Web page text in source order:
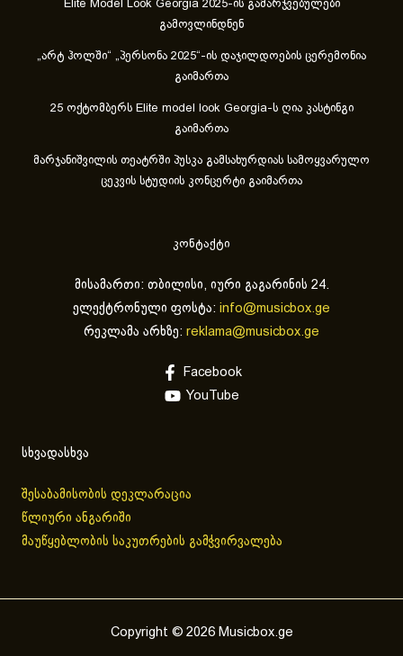
Elite Model Look Georgia 2025-ის გამარჯვებულები
გამოვლინდნენ
„არტ ჰოლში“ „პერსონა 2025“-ის დაჯილდოების ცერემონია
გაიმართა
25 ოქტომბერს Elite model look Georgia-ს ღია კასტინგი
გაიმართა
მარჯანიშვილის თეატრში პუსკა გამსახურდიას სამოყვარულო
ცეკვის სტუდიის კონცერტი გაიმართა
კონტაქტი
მისამართი: თბილისი, იური გაგარინის 24.
ელექტრონული ფოსტა: info@musicbox.ge
რეკლამა არხზე: reklama@musicbox.ge
Facebook
YouTube
სხვადასხვა
შესაბამისობის დეკლარაცია
წლიური ანგარიში
მაუწყებლობის საკუთრების გამჭვირვალება
Copyright © 2026 Musicbox.ge